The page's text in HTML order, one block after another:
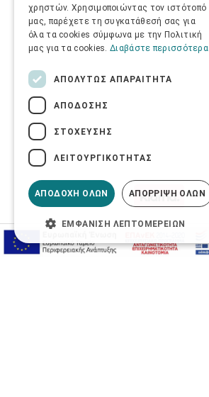
Προσωπικά δεδομένα
χρηστών. Χρησιμοποιώντας τον ιστότοπό
μας, παρέχετε τη συγκατάθεσή σας για
όλα τα cookies σύμφωνα με την Πολιτική
μας για τα cookies. Διαβάστε περισσότερα
ΑΠΟΛΎΤΩΣ ΑΠΑΡΑΊΤΗΤΑ
ΑΠΌΔΟΣΗΣ
ΣΤΌΧΕΥΣΗΣ
ΛΕΙΤΟΥΡΓΙΚΌΤΗΤΑΣ
ΑΠΟΔΟΧΉ ΌΛΩΝ ΑΠΌΡΡΙΨΗ ΌΛΩΝ
ΕΜΦΆΝΙΣΗ ΛΕΠΤΟΜΕΡΕΙΏΝ